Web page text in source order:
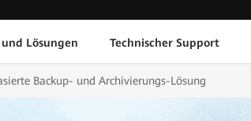
Lösungen Technischer Support
Backup- und Archivierungs-Lösung